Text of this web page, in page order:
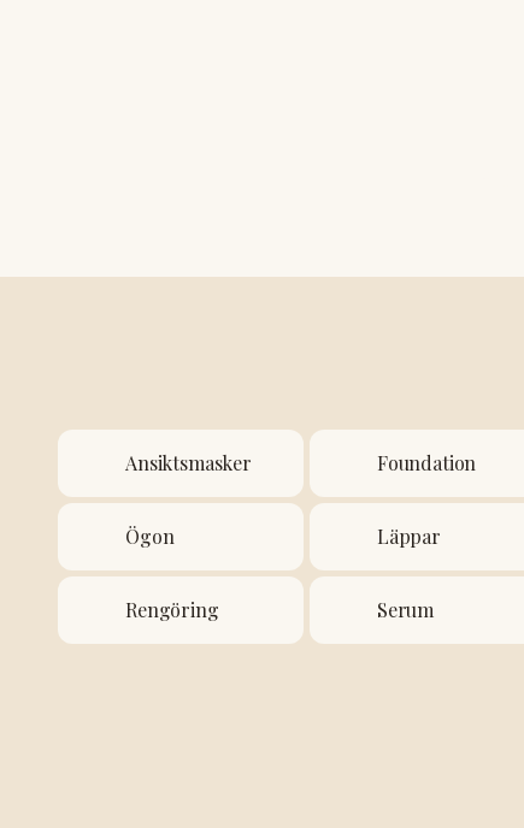
Ansiktsmasker Foundation
Ögon Läppar
Rengöring Serum